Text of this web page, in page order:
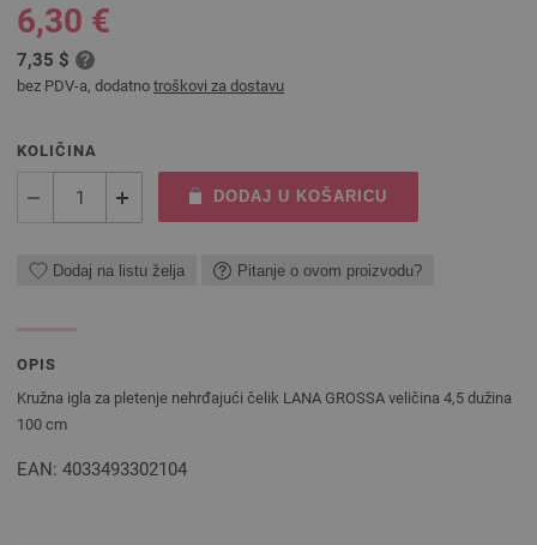
6,30 €
7,35 $
bez PDV-a, dodatno troškovi za dostavu
KOLIČINA
DODAJ U KOŠARICU
Dodaj na listu želja Pitanje o ovom proizvodu?
OPIS
Kružna igla za pletenje nehrđajući čelik LANA GROSSA veličina 4,5 dužina
100 cm
EAN: 4033493302104